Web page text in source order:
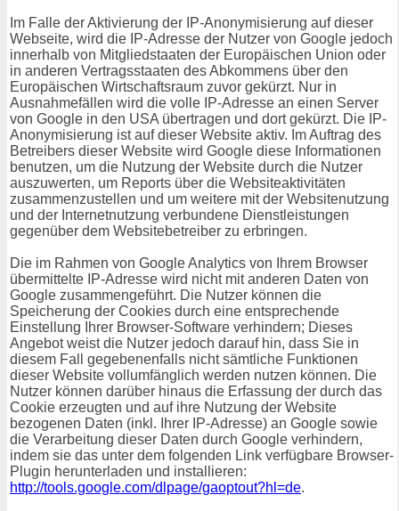
Im Falle der Aktivierung der IP-Anonymisierung auf dieser
Webseite, wird die IP-Adresse der Nutzer von Google jedoch
innerhalb von Mitgliedstaaten der Europäischen Union oder
in anderen Vertragsstaaten des Abkommens über den
Europäischen Wirtschaftsraum zuvor gekürzt. Nur in
Ausnahmefällen wird die volle IP-Adresse an einen Server
von Google in den USA übertragen und dort gekürzt. Die IP-
Anonymisierung ist auf dieser Website aktiv. Im Auftrag des
Betreibers dieser Website wird Google diese Informationen
benutzen, um die Nutzung der Website durch die Nutzer
auszuwerten, um Reports über die Websiteaktivitäten
zusammenzustellen und um weitere mit der Websitenutzung
und der Internetnutzung verbundene Dienstleistungen
gegenüber dem Websitebetreiber zu erbringen.
Die im Rahmen von Google Analytics von Ihrem Browser
übermittelte IP-Adresse wird nicht mit anderen Daten von
Google zusammengeführt. Die Nutzer können die
Speicherung der Cookies durch eine entsprechende
Einstellung Ihrer Browser-Software verhindern; Dieses
Angebot weist die Nutzer jedoch darauf hin, dass Sie in
diesem Fall gegebenenfalls nicht sämtliche Funktionen
dieser Website vollumfänglich werden nutzen können. Die
Nutzer können darüber hinaus die Erfassung der durch das
Cookie erzeugten und auf ihre Nutzung der Website
bezogenen Daten (inkl. Ihrer IP-Adresse) an Google sowie
die Verarbeitung dieser Daten durch Google verhindern,
indem sie das unter dem folgenden Link verfügbare Browser-
Plugin herunterladen und installieren:
http://tools.google.com/dlpage/gaoptout?hl=de.